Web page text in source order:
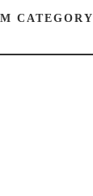
CATEGORY